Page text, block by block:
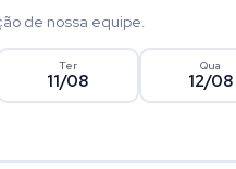
de nossa equipe.
Ter
11/08
Qua
12/08